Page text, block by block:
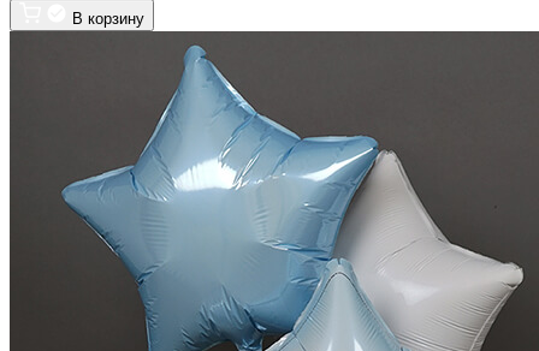
В корзину